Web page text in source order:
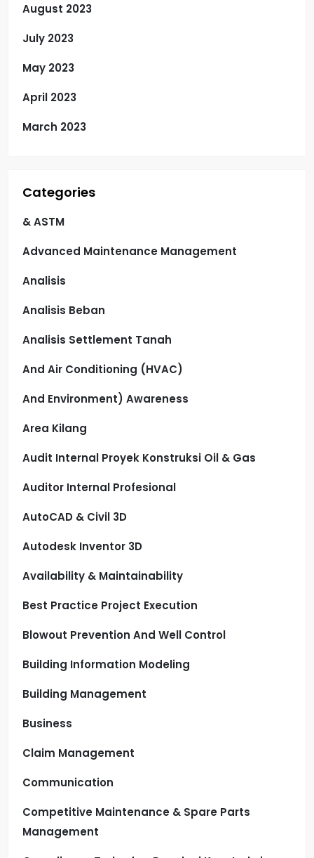
August 2023
July 2023
May 2023
April 2023
March 2023
Categories
& ASTM
Advanced Maintenance Management
Analisis
Analisis Beban
Analisis Settlement Tanah
And Air Conditioning (HVAC)
And Environment) Awareness
Area Kilang
Audit Internal Proyek Konstruksi Oil & Gas
Auditor Internal Profesional
AutoCAD & Civil 3D
Autodesk Inventor 3D
Availability & Maintainability
Best Practice Project Execution
Blowout Prevention And Well Control
Building Information Modeling
Building Management
Business
Claim Management
Communication
Competitive Maintenance & Spare Parts
Management